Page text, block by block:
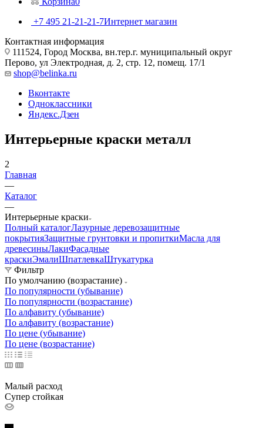
+7 495 21-21-21-7Интернет магазин
Контактная информация
111524, Город Москва, вн.тер.г. муниципальный округ
Перово, ул Электродная, д. 2, стр. 12, помещ. 17/1
shop@belinka.ru
Вконтакте
Одноклассники
Яндекс.Дзен
Интерьерные краски металл
2
Главная
—
Каталог
—
Интерьерные краски
Полный каталогЛазурные деревозащитные
покрытияЗащитные грунтовки и пропиткиМасла для
древесиныЛакиФасадные
краскиЭмалиШпатлевкаШтукатурка
Фильтр
По умолчанию (возрастание)
По популярности (убывание)
По популярности (возрастание)
По алфавиту (убывание)
По алфавиту (возрастание)
По цене (убывание)
По цене (возрастание)
Малый расход
Супер стойкая